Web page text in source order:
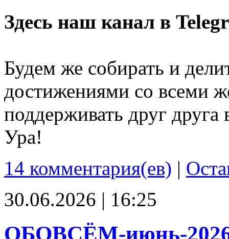
Здесь наш канал в
Будем же собирать и
достижениями со всеми
поддерживать друг
Ура!
14 комментария(ев) |
30.06.2026 | 16:25
ОБОВСЁМ-июнь-